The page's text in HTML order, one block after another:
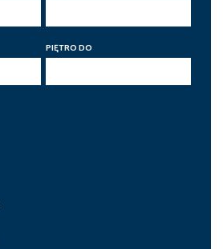
PIĘTRO DO